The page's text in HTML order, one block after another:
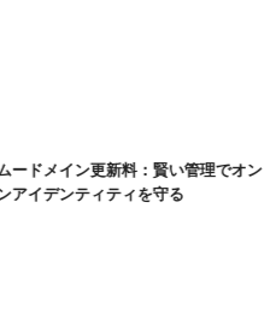
ードメイン更新料：賢い管理でオン
アイデンティティを守る